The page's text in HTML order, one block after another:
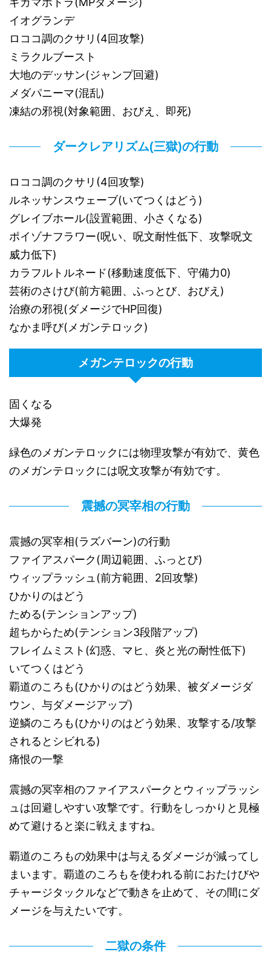
イオグランデ
ロココ調のクサリ(4回攻撃)
ミラクルブースト
大地のデッサン(ジャンプ回避)
メダパニーマ(混乱)
凍結の邪視(対象範囲、おびえ、即死)
ダークレアリズム(三獄)の行動
ロココ調のクサリ(4回攻撃)
ルネッサンスウェーブ(いてつくはどう)
グレイブホール(設置範囲、小さくなる)
ポイゾナフラワー(呪い、呪文耐性低下、攻撃呪文
威力低下)
カラフルトルネード(移動速度低下、守備力0)
芸術のさけび(前方範囲、ふっとび、おびえ)
治療の邪視(ダメージでHP回復)
なかま呼び(メガンテロック)
メガンテロックの行動
固くなる
大爆発
緑色のメガンテロックには物理攻撃が有効で、黄色
のメガンテロックには呪文攻撃が有効です。
震撼の冥宰相の行動
震撼の冥宰相(ラズバーン)の行動
ファイアスパーク(周辺範囲、ふっとび)
ウィップラッシュ(前方範囲、2回攻撃)
ひかりのはどう
ためる(テンションアップ)
超ちからため(テンション3段階アップ)
フレイムミスト(幻惑、マヒ、炎と光の耐性低下)
いてつくはどう
覇道のころも(ひかりのはどう効果、被ダメージダ
ウン、与ダメージアップ)
逆鱗のころも(ひかりのはどう効果、攻撃する/攻撃
されるとシビれる)
痛恨の一撃
震撼の冥宰相のファイアスパークとウィップラッシ
ュは回避しやすい攻撃です。行動をしっかりと見極
めて避けると楽に戦えますね。
覇道のころもの効果中は与えるダメージが減ってし
まいます。覇道のころもを使われる前におたけびや
チャージタックルなどで動きを止めて、その間にダ
メージを与えたいです。
二獄の条件